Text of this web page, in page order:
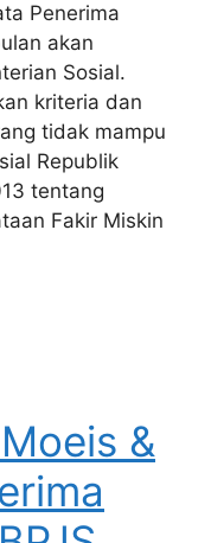
Penerima
akan
Sosial.
kriteria dan
tidak mampu
Republik
tentang
Fakir Miskin
&